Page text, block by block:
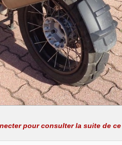
pour consulter la suite de ce